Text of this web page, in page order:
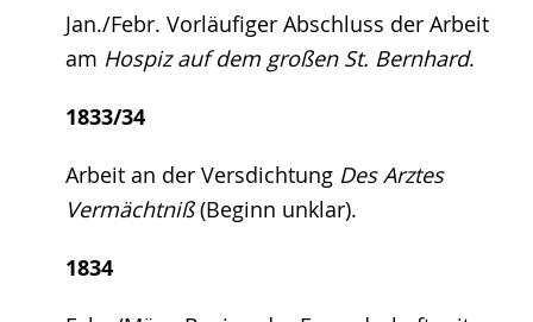
Jan./Febr. Vorläufiger Abschluss der Arbeit
am Hospiz auf dem großen St. Bernhard.
1833/34
Arbeit an der Versdichtung Des Arztes
Vermächtniß(Beginn unklar).
1834